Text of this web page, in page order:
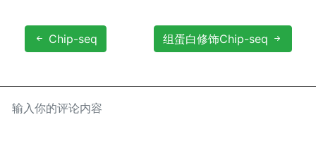
Chip-seq 组蛋白修饰Chip-seq